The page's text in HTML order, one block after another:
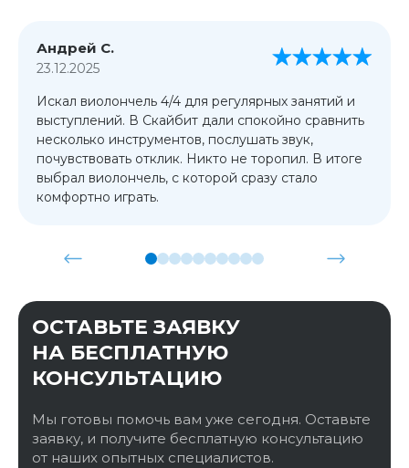
Андрей С.
23.12.2025
Искал виолончель 4/4 для регулярных занятий и
выступлений. В Скайбит дали спокойно сравнить
несколько инструментов, послушать звук,
почувствовать отклик. Никто не торопил. В итоге
выбрал виолончель, с которой сразу стало
комфортно играть.
ОСТАВЬТЕ ЗАЯВКУ
НА БЕСПЛАТНУЮ
КОНСУЛЬТАЦИЮ
Мы готовы помочь вам уже сегодня. Оставьте
заявку, и получите бесплатную консультацию
от наших опытных специалистов.